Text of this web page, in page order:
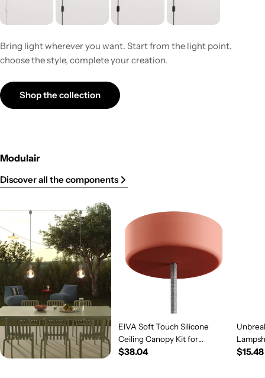
Bring light wherever you want. Start from the light point,
choose the style, complete your creation.
Shop the collection
Modulair
Discover all the components
EIVA Soft Touch Silicone
Ceiling Canopy Kit for
Outdoor IP65 - Modulair
Regular
$38.04 $15.48